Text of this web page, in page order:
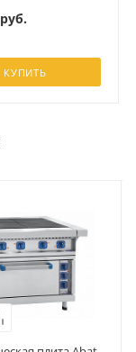
руб.
КУПИТЬ